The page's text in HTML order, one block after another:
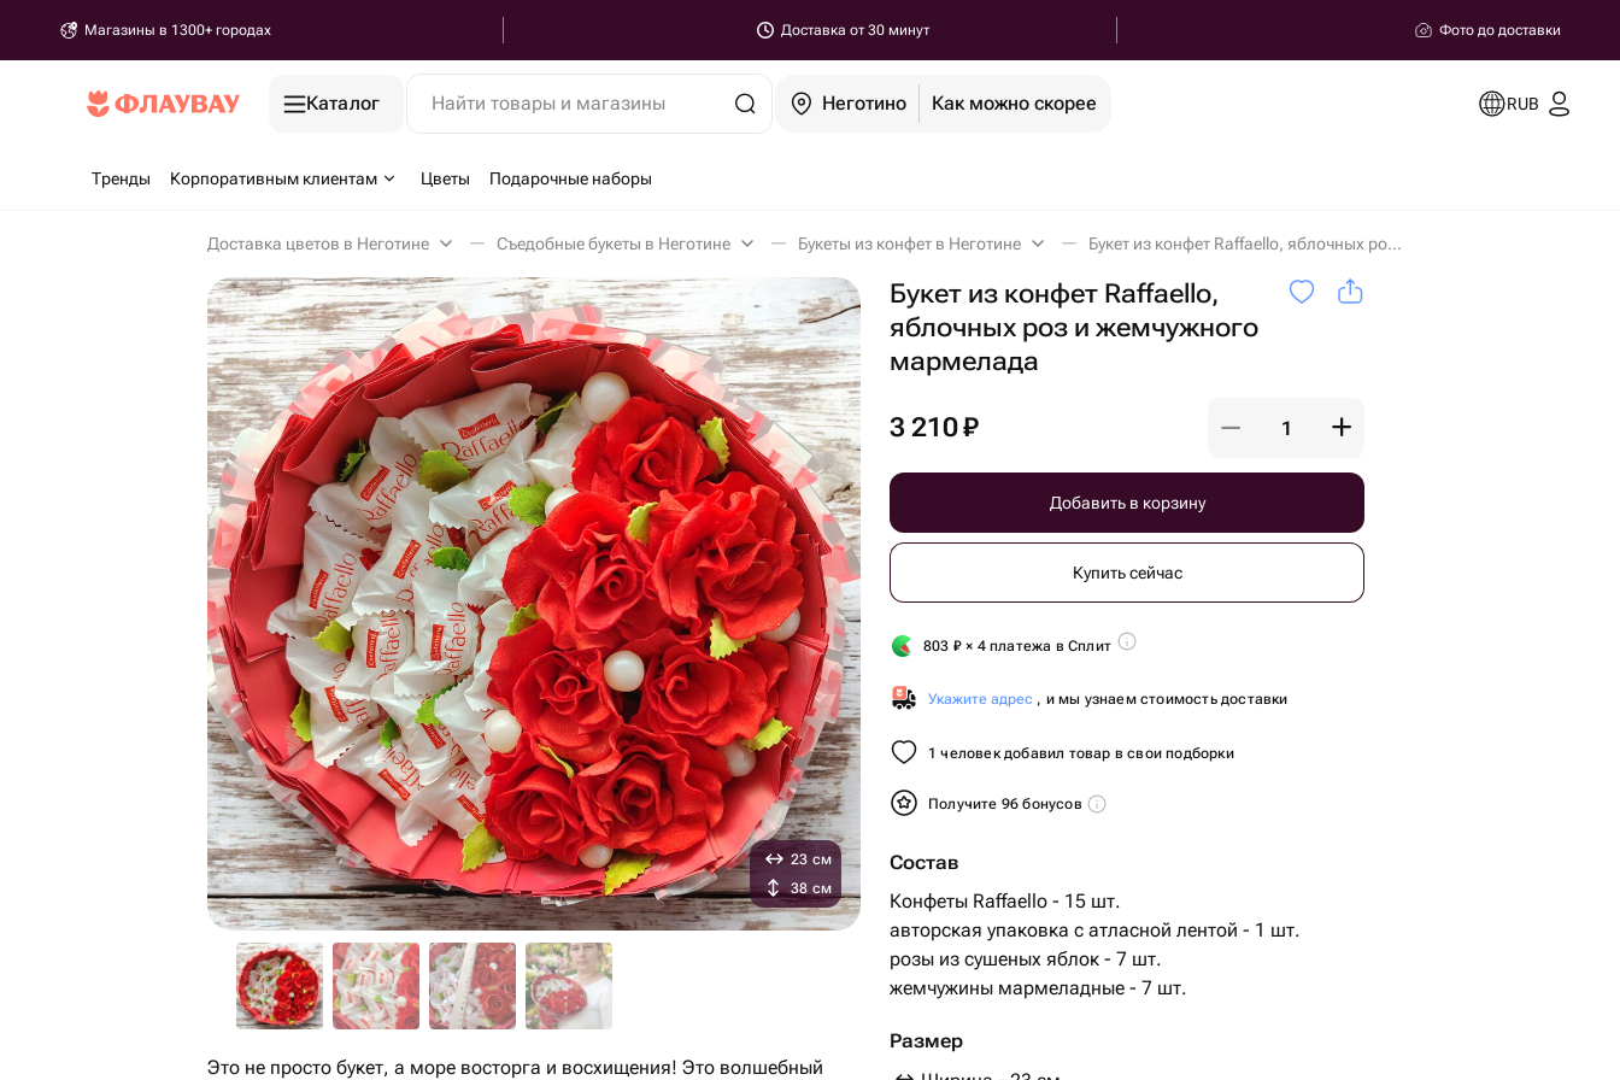
Магазины в 1300+ городах Доставка от 30 минут Фото до доставки
Каталог Найти товары и магазины Неготино Как можно скорее RUB
Тренды Корпоративным клиентам Цветы Подарочные наборы
Доставка цветов в Неготине Съедобные букеты в Неготине Букеты из конфет в Неготине Букет из конфет Raffaello, яблочных роз и жемчужного мармелада в Неготине
Букет из конфет Raffaello,
яблочных роз и жемчужного
мармелада
3 210₽
Добавить в корзину
Купить сейчас
803 ₽ × 4 платежа в Сплит
Укажите адрес , и мы узнаем стоимость доставки
1 человек добавил товар в свои подборки
Получите 96 бонусов
Состав
Конфеты Raffaello - 15 шт.
авторская упаковка с атласной лентой - 1 шт.
розы из сушеных яблок - 7 шт.
жемчужины мармеладные - 7 шт.
Размер
23 см
38 см
Это не просто букет, а море восторга и восхищения! Это волшебный